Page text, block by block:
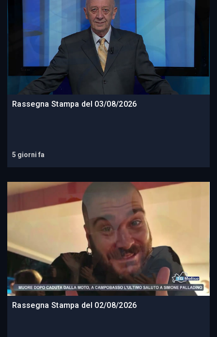
Rassegna Stampa del 03/08/2026
5 giorni fa
Rassegna Stampa del 02/08/2026